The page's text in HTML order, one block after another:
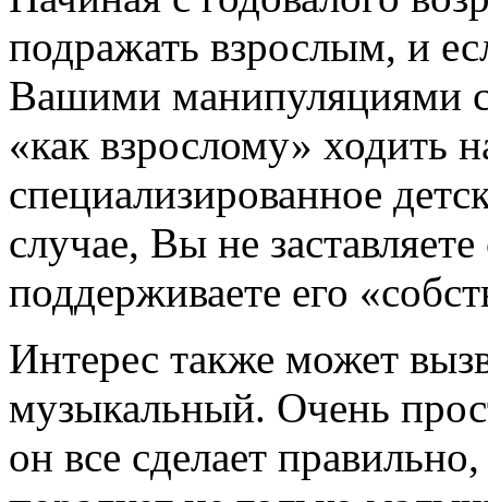
подражать взрослым, и
Вашими манипуляциями
«как взрослому» ходить
специализированное
случае, Вы не
поддерживаете его
Интерес также может
музыкальный. Очень
он все сделает